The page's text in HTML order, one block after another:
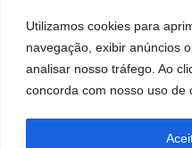
Utilizamos cookies para
navegação, exibir anúncios
analisar nosso tráfego. Ao
concorda com nosso uso de
k
Termos e Condições
Categorias